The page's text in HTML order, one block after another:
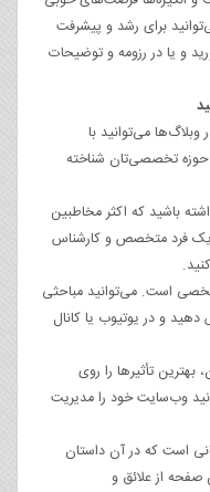
برای رشد و پیشرفت
و یا در رزومه و توضیحات
می‌توانید با
حوزه تخصصی‌تان شناخته
باشید که اکثر مخاطبین
یک فرد متخصص و کارشناس
است. می‌توانید مباحثی
و در یوتیوب یا کانال
تأثیرها را روی
وب‌سایت خود را مدیریت
است که در آن داستان
صفحه از علائق و